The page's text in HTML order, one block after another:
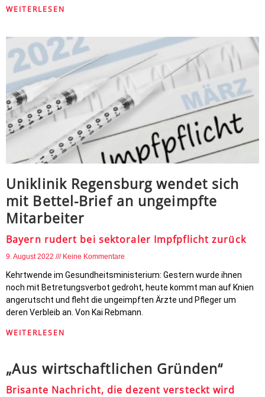
WEITERLESEN
Uniklinik Regensburg wendet sich
mit Bettel-Brief an ungeimpfte
Mitarbeiter
Bayern rudert bei sektoraler Impfpflicht zurück
9. August 2022 Keine Kommentare
Kehrtwende im Gesundheitsministerium: Gestern wurde ihnen
noch mit Betretungsverbot gedroht, heute kommt man auf Knien
angerutscht und fleht die ungeimpften Ärzte und Pfleger um
deren Verbleib an. Von Kai Rebmann.
WEITERLESEN
„Aus wirtschaftlichen Gründen“
Brisante Nachricht, die dezent versteckt wird